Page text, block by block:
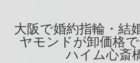
大阪で婚約指輪・結
ヤモンドが卸価格
ハイム心斎